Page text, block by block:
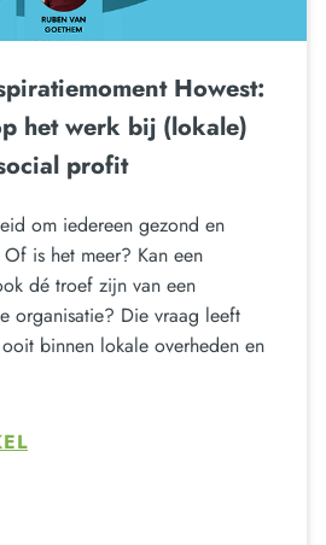
Howest:
het werk bij (lokale)
profit
om iedereen gezond en
is het meer? Kan een
dé troef zijn van een
organisatie? Die vraag leeft
binnen lokale overheden en